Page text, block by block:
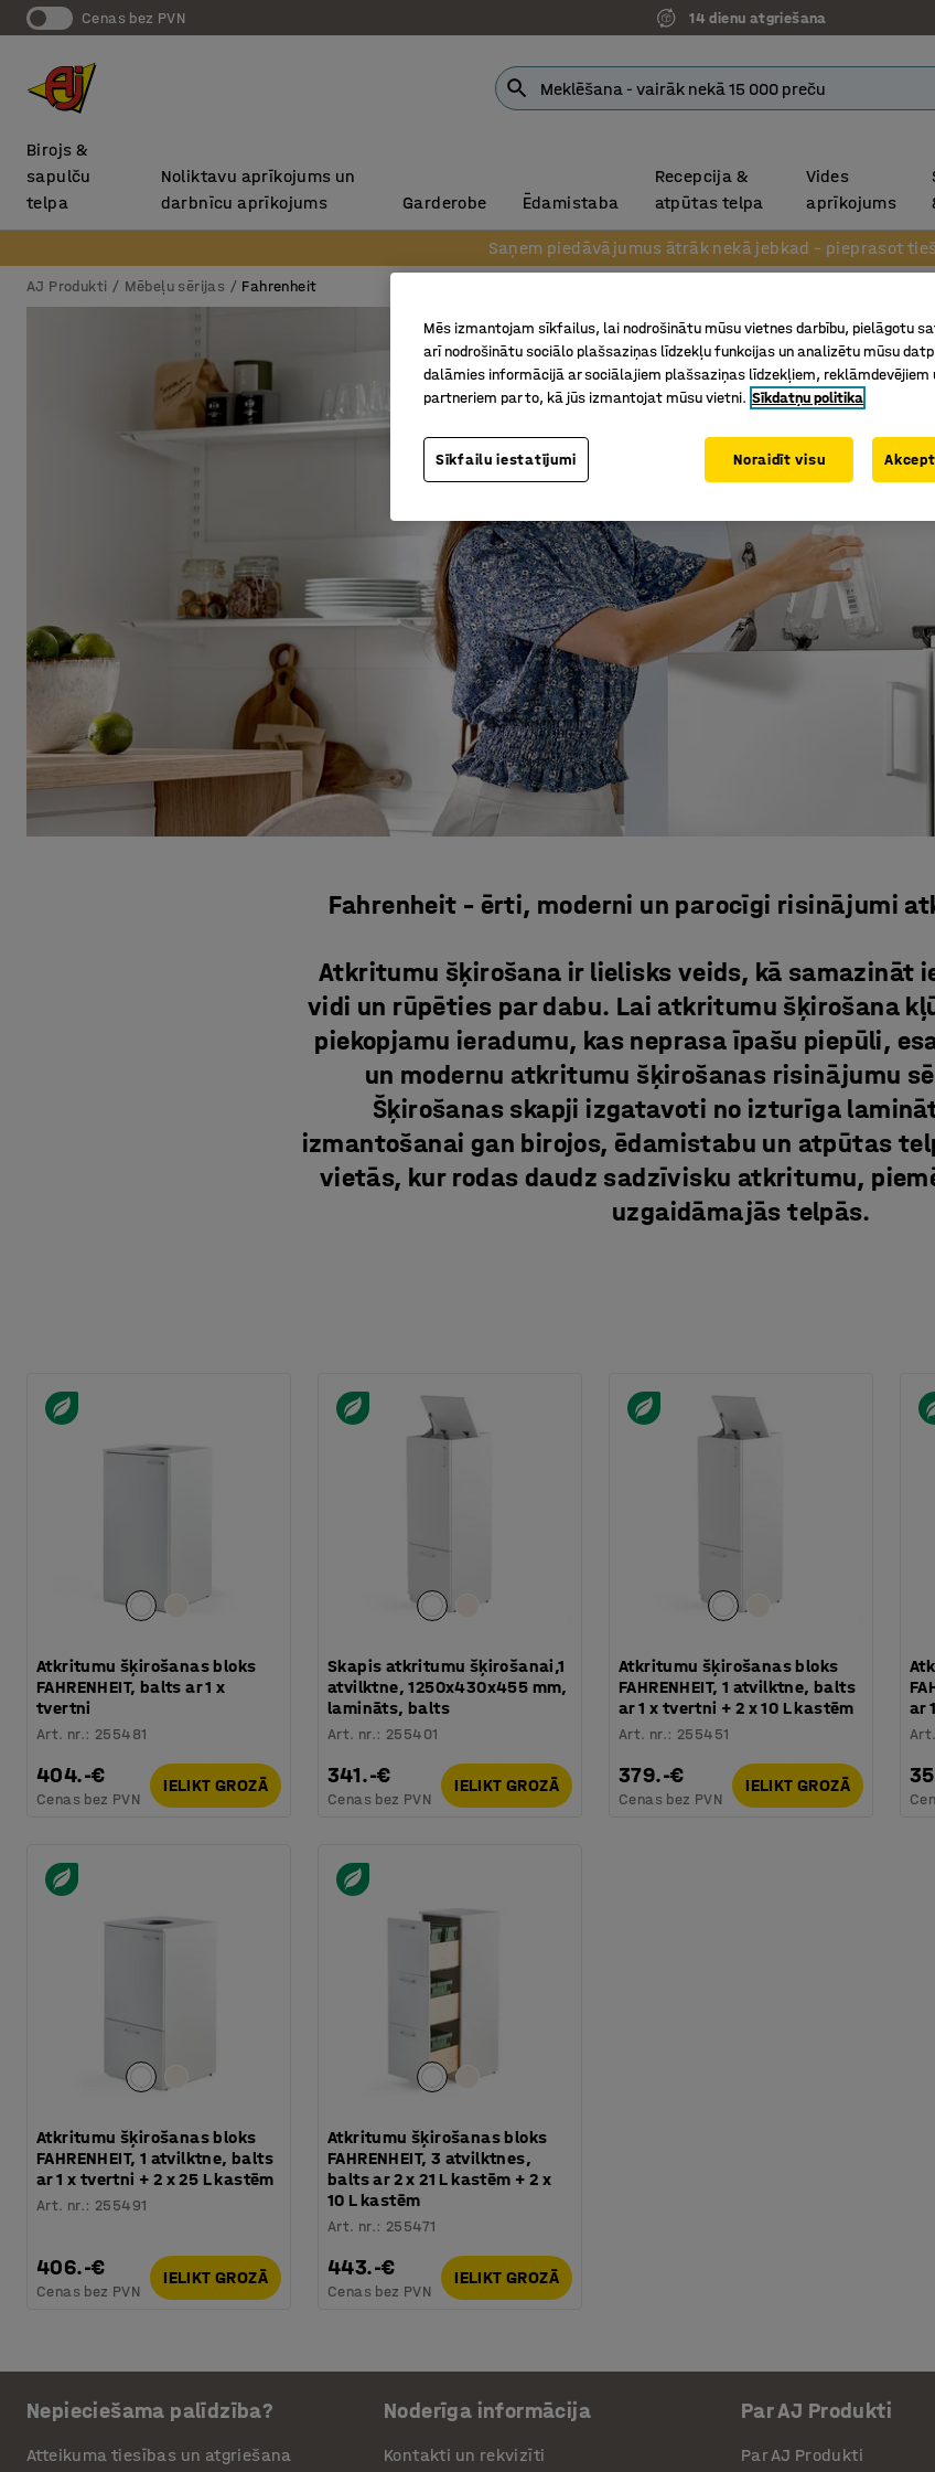
Cenas bez PVN 14 dienu atgriešana
Birojs &
sapulču
telpa
Noliktavu aprīkojums un
darbnīcu aprīkojums
Garderobe Ēdamistaba
Recepcija &
atpūtas telpa
Vides
aprīkojums
Saņem piedāvājumus ātrāk nekā jebkad – pieprasot
AJ Produkti Mēbeļu sērijas Fahrenheit
Fahrenheit – ērti, moderni un parocīgi risinājumi
Atkritumu šķirošana ir lielisks veids, kā samazināt
vidi un rūpēties par dabu. Lai atkritumu šķirošana
piekopjamu ieradumu, kas neprasa īpašu piepūli,
un modernu atkritumu šķirošanas risinājumu
Šķirošanas skapji izgatavoti no izturīga
izmantošanai gan birojos, ēdamistabu un atpūtas
vietās, kur rodas daudz sadzīvisku atkritumu,
uzgaidāmajās telpās.
Atkritumu šķirošanas bloks
FAHRENHEIT, balts ar 1 x
tvertni
Art. nr.: 255481
404.-€
Cenas bez PVN
IELIKT GROZĀ
Skapis atkritumu šķirošanai,1
atvilktne, 1250x430x455 mm,
lamināts, balts
Art. nr.: 255401
341.-€
Cenas bez PVN
IELIKT GROZĀ
Atkritumu šķirošanas bloks
FAHRENHEIT, 1 atvilktne, balts
ar 1 x tvertni + 2 x 10 L kastēm
Art. nr.: 255451
379.-€
Cenas bez PVN
IELIKT GROZĀ
ar
Atkritumu šķirošanas bloks
FAHRENHEIT, 1 atvilktne, balts
ar 1 x tvertni + 2 x 25 L kastēm
Art. nr.: 255491
406.-€
Cenas bez PVN
IELIKT GROZĀ
Atkritumu šķirošanas bloks
FAHRENHEIT, 3 atvilktnes,
balts ar 2 x 21 L kastēm + 2 x
10 L kastēm
Art. nr.: 255471
443.-€
Cenas bez PVN
IELIKT GROZĀ
Nepieciešama palīdzība?
Atteikuma tiesības un atgriešana
Noderīga informācija
Kontakti un rekvizīti
Par AJ Produkti
Par AJ Produkti
Mēs izmantojam sīkfailus, lai nodrošinātu mūsu vietnes darbību, pielāgotu
arī nodrošinātu sociālo plašsaziņas līdzekļu funkcijas un analizētu mūsu
dalāmies informācijā ar sociālajiem plašsaziņas līdzekļiem, reklāmdevējiem
partneriem par to, kā jūs izmantojat mūsu vietni. Sīkdatņu politika
Sīkfailu iestatījumi Noraidīt visu